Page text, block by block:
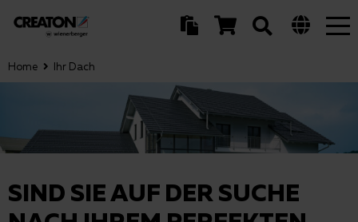
Home Ihr Dach
SIND SIE AUF DER SUCHE